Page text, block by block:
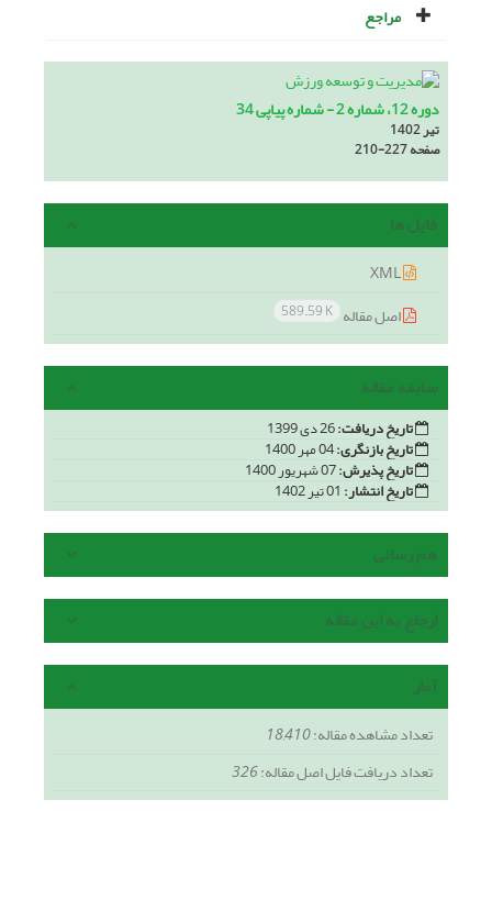
مراجع
دوره 12، شماره 2 - شماره پیاپی 34
تیر 1402
صفحه210-227
فایل ها
اصل مقاله 589.59 K
سابقه مقاله
تاریخ دریافت:
تاریخ بازنگری:04 مهر 1400
تاریخ پذیرش:
تاریخ انتشار:
هم رسانی
ارجاع به این مقاله
آمار
تعداد مشاهده مقاله:18,410
تعداد دریافت فایل اصل مقاله:326